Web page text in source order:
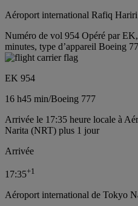
Aéroport international Rafiq
Numéro de vol 954 Opéré par
minutes, type d’appareil Boeing
EK 954
16 h45 min/Boeing 777
Arrivée le 17:35 heure locale à
Narita (NRT) plus 1 jour
Arrivée
17:35+1
Aéroport international de Tokyo